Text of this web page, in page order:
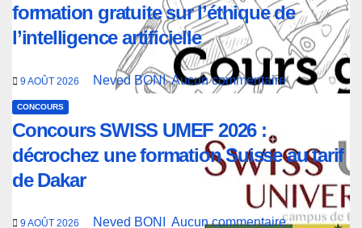
formation gratuite sur l’éthique de
l’intelligence artificielle
9 AOÛT 2026 Neved BONIAucun commentaire
CONCOURS
Concours SWISS UMEF 2026 :
décrochez une formation Suisse au tarif
de Dakar
9 AOÛT 2026 Neved BONI Aucun commentaire